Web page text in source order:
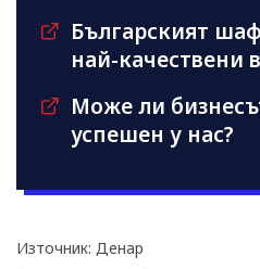
Българският
най-качествени
Може ли
успешен у нас?
Източник: Денар